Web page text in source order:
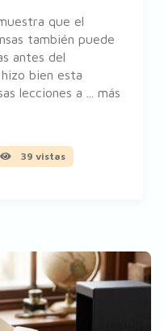
que el
también puede
antes del
bien esta
lecciones a ... más
39 vistas